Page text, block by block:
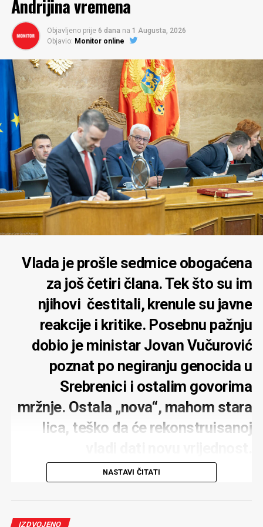
Andrijina vremena
Objavljeno prije 6 dana na 1 Augusta, 2026
Objavio: Monitor online
Vlada je prošle sedmice obogaćena
za još četiri člana. Tek što su im
njihovi čestitali, krenule su javne
reakcije i kritike. Posebnu pažnju
dobio je ministar Jovan Vučurović
poznat po negiranju genocida u
Srebrenici i ostalim govorima
mržnje. Ostala „nova“, mahom stara
lica, teško da će rekonstruisanoj
Zadovoljstvo je predsjednika
NASTAVI ČITATI
IZDVOJENO